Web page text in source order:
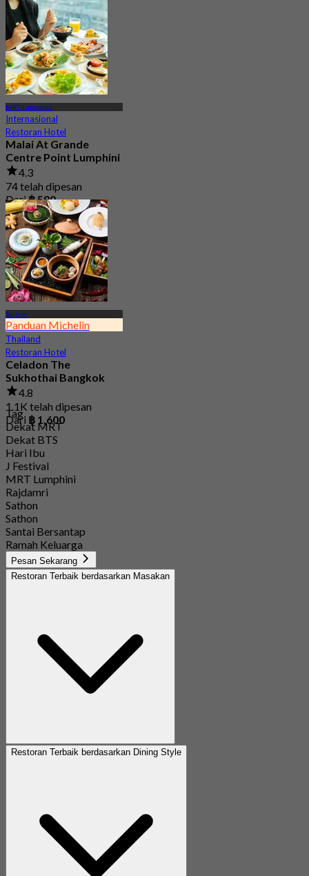
MRT Lumphini
Internasional
Restoran Hotel
Malai At Grande
Centre Point Lumphini
4.3
74 telah dipesan
Dari฿ 590
Sathon
Panduan Michelin
Thailand
Restoran Hotel
Celadon The
Sukhothai Bangkok
4.8
1.1K telah dipesan
Dari ฿ 1,600
Tag
Dekat MRT
Dekat BTS
Hari Ibu
J Festival
MRT Lumphini
Rajdamri
Sathon
Sathon
Santai Bersantap
Ramah Keluarga
Pesan Sekarang
Restoran Terbaik berdasarkan Masakan
Restoran Terbaik berdasarkan Dining Style